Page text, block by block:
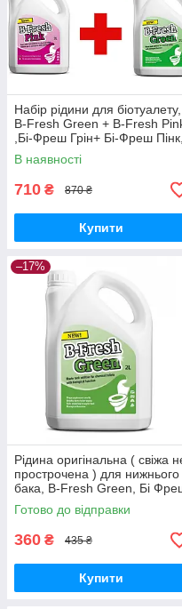
Набір рідини для біотуалету,
B-Fresh Green + B-Fresh
,Бі-Фреш Грін+ Бі-Фреш Пінк,
2л+2 л, THETFORD.
В наявності
710 ₴ 870 ₴
Купити
–17%
Рідина оригінальна ( свіжа
прострочена ) для нижнього
бака, B-Fresh Green, Бі
Грін, 2 л, THETFORD.
Готово до відправки
360 ₴ 435 ₴
Купити